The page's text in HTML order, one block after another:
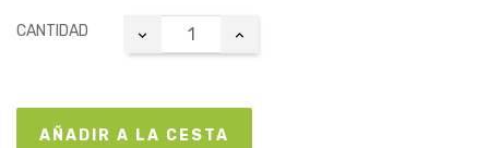
CANTIDAD
AÑADIR A LA CESTA